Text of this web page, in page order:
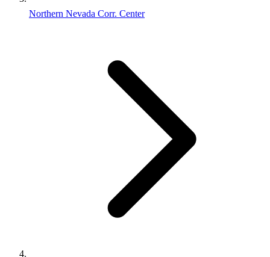
Northern Nevada Corr. Center